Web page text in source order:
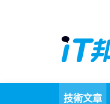
技術文章